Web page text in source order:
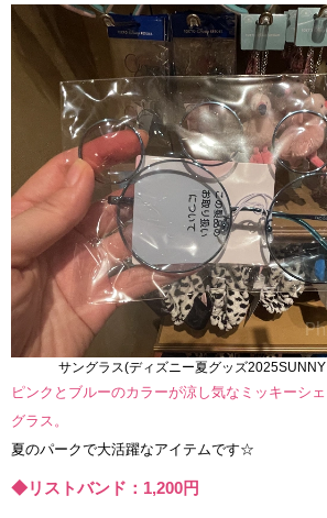
サングラス(ディズニー夏グッズ
ピンクとブルーのカラーが涼し気なミッキーシ
グラス。
夏のパークで大活躍なアイテムです☆
◆リストバンド：1,200円